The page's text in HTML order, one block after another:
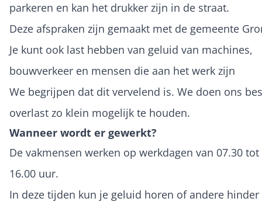
parkeren en kan het drukker zijn in de straat.
Deze afspraken zijn gemaakt met de gemeente
Je kunt ook last hebben van geluid van machines,
bouwverkeer en mensen die aan het werk zijn
We begrijpen dat dit vervelend is. We doen ons
overlast zo klein mogelijk te houden.
Wanneer wordt er gewerkt?
De vakmensen werken op werkdagen van 07.30
16.00 uur.
In deze tijden kun je geluid horen of andere hinder